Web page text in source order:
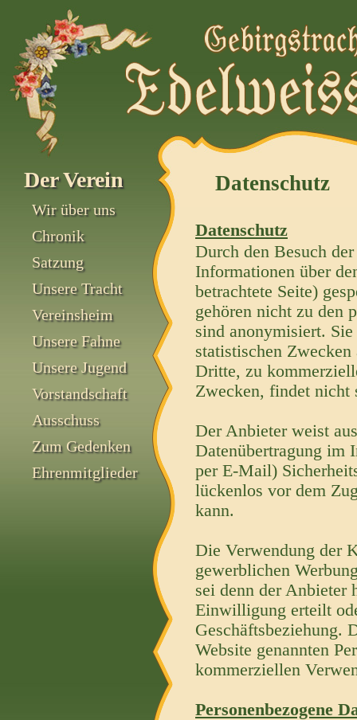
Der Verein
Wir über uns
Chronik
Satzung
Unsere Tracht
Vereinsheim
Unsere Fahne
Unsere Jugend
Vorstandschaft
Ausschuss
Zum Gedenken
Ehrenmitglieder
Datenschutz
Datenschutz
Durch den Besuch
Informationen über
betrachtete Seite)
gehören nicht zu den
sind anonymisiert.
statistischen
Dritte, zu
Zwecken, findet nicht
Der Anbieter weist
Datenübertragung im
per E-Mail)
lückenlos vor dem
kann.
Die Verwendung der
gewerblichen
sei denn der Anbieter
Einwilligung erteilt
Geschäftsbeziehung.
Website genannten
kommerziellen
Personenbezogene